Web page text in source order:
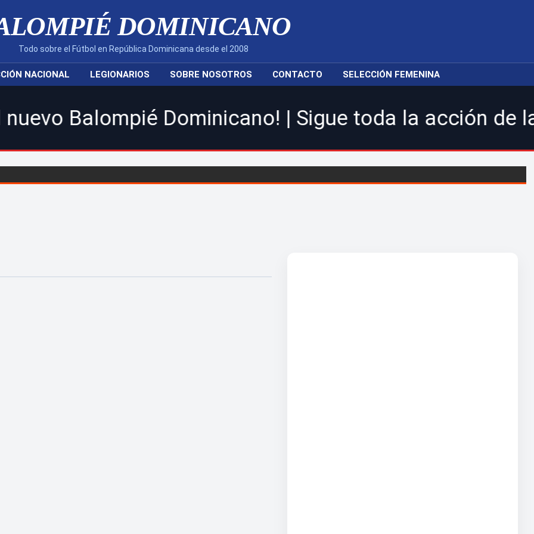
DOMINICANO
Todo sobre el Fútbol en República Dominicana desde el 2008
NACIONAL LEGIONARIOS SOBRE NOSOTROS CONTACTO SELECCIÓN FEMENINA
Dominicano! | Sigue toda la acción de la LDF,